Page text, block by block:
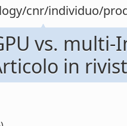
cnr/individuo/
vs.
in